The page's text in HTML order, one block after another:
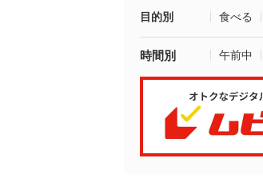
目的別 食べる
時間別 午前中